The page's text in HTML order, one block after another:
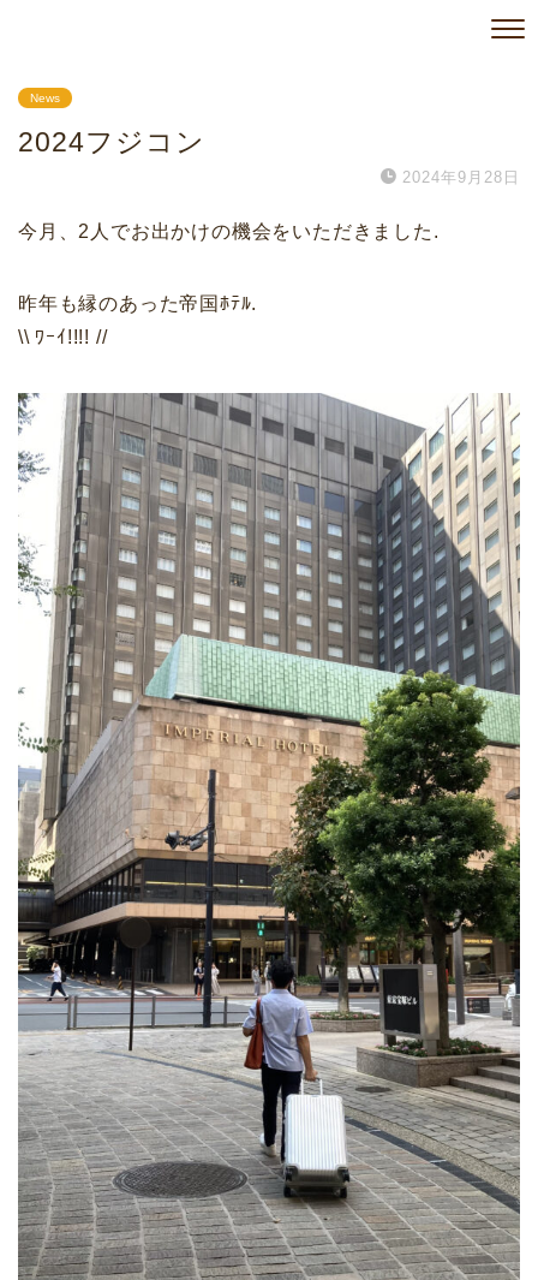
News
2024フジコン
2024年9月28日
今月、2人でお出かけの機会をいただきました.
昨年も縁のあった帝国ﾎﾃﾙ.
\\ ﾜｰｲ!!!! //